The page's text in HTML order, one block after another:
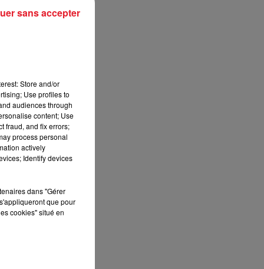
Store and/or
Use profiles to
audiences through
content; Use
fraud, and fix errors;
process personal
actively
Identify devices
dans "Gérer
que pour
cookies" situé en
sans accepter